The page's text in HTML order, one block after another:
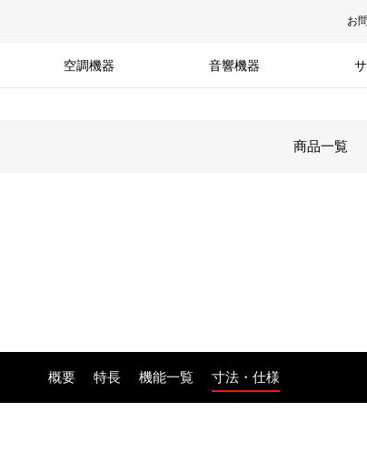
お
空調機器 音響機器
商品一覧
概要 特長 機能一覧 寸法・仕様